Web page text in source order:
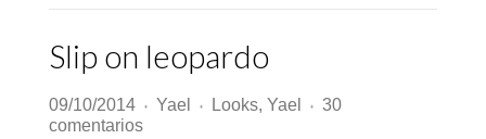
Slip on leopardo
09/10/2014 ♦ Yael ♦ Looks, Yael ♦
30
comentariosen